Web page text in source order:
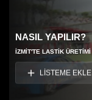
NASIL YAPILIR?
İZMIT'TE LASTIK ÜRETIMI
LİSTEME EKLE